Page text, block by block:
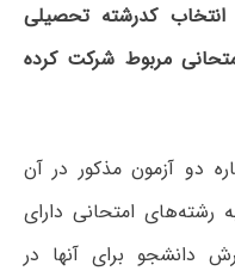
کدرشته‌ تحصیلی‌
مربوط شرکت‌ کرده‌
دو آزمون مذکور در آن
امتحانی دارای
دانشجو برای آنها در